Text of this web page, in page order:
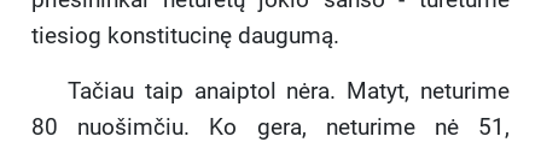
tiesiog konstitucinę daugumą.
Tačiau taip anaiptol nėra. Matyt, neturime
80 nuo­šimčiu. Ko gera, neturime nė 51,